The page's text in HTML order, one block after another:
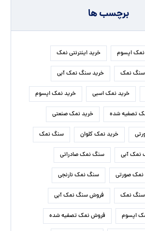
برچسب ها
نمک اپسوم خرید اینترنتی نمک
سنگ نمک خرید سنگ نمک آبی
خرید نمک اسبی خرید نمک اپسوم
تصفیه شده خرید نمک صنعتی
خرید نمک کلوان سنگ نمک
نمک آبی سنگ نمک صادراتی
صورتی سنگ نمک نارنجی
نمک فروش سنگ نمک آبی
اپسوم فروش نمک تصفیه شده